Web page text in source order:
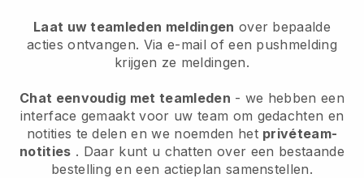
Laat uw teamleden meldingen over bepaalde
acties ontvangen. Via e-mail of een pushmelding
krijgen ze meldingen.
Chat eenvoudig met teamleden - we hebben een
interface gemaakt voor uw team om gedachten en
notities te delen en we noemden het privéteam-
notities . Daar kunt u chatten over een bestaande
bestelling en een actieplan samenstellen.